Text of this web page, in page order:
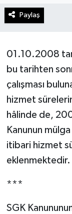
Paylaş
01.10.2008
bu tarihten
çalışması
hizmet
hâlinde de,
Kanunun
itibari hizmet
eklenmektedir.
***
SGK
Turizm
Lider